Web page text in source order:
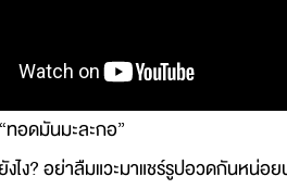
ทอดมันมะละกอ”
งไง? อย่าลืมแวะมาแชร์รูปอวดกันหน่อ